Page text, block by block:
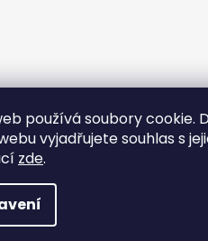
používá soubory cookie.
vyjadřujete souhlas s
zde.
vyhrazena.